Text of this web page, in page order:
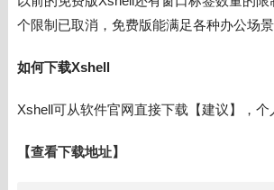
个限制已取消，免费版能满足各种办公场景
如何下载Xshell
Xshell可从软件官网直接下载【建议】，个
【查看下载地址】